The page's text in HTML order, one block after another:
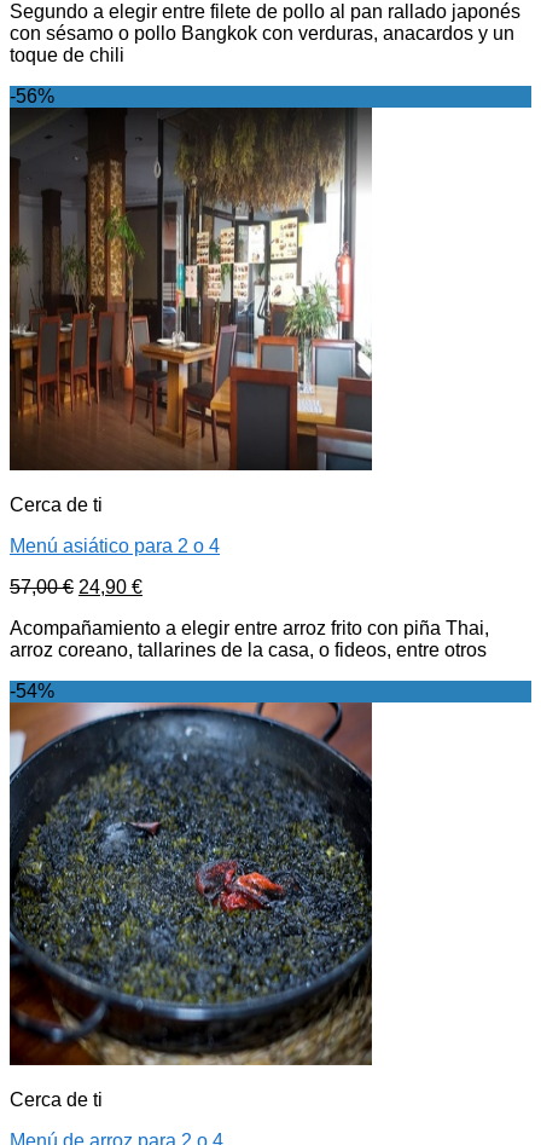
Segundo a elegir entre filete de pollo al pan rallado japonés
con sésamo o pollo Bangkok con verduras, anacardos y un
toque de chili
-56%
Cerca de ti
Menú asiático para 2 o 4
57,00€ 24,90 €
Acompañamiento a elegir entre arroz frito con piña Thai,
arroz coreano, tallarines de la casa, o fideos, entre otros
-54%
Cerca de ti
Menú de arroz para 2 o 4